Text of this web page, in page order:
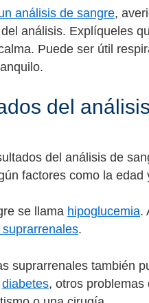
análisis de sangre,
análisis. Explíqueles
Puede ser útil
del
del análisis de
factores como la edad
se llama hipoglucemia.
.
suprarrenales también
diabetes, otros